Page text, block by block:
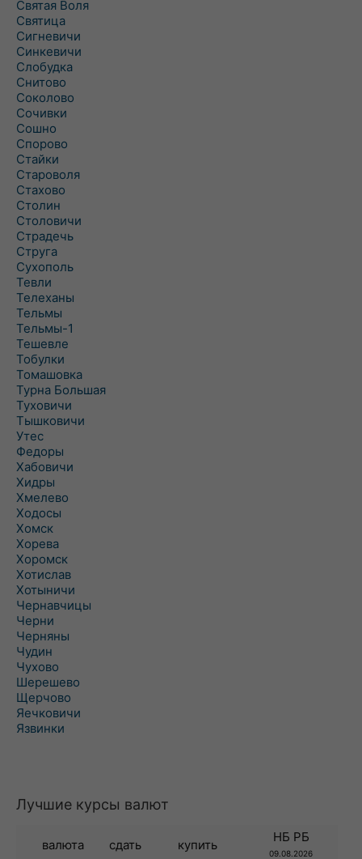
Святая Воля
Святица
Сигневичи
Синкевичи
Слобудка
Снитово
Соколово
Сочивки
Сошно
Спорово
Стайки
Староволя
Стахово
Столин
Столовичи
Страдечь
Струга
Сухополь
Тевли
Телеханы
Тельмы
Тельмы-1
Тешевле
Тобулки
Томашовка
Турна Большая
Туховичи
Тышковичи
Утес
Федоры
Хабовичи
Хидры
Хмелево
Ходосы
Хомск
Хорева
Хоромск
Хотислав
Хотыничи
Чернавчицы
Черни
Черняны
Чудин
Чухово
Шерешево
Щерчово
Яечковичи
Язвинки
Лучшие курсы валют
валюта сдать купить
НБ РБ
09.08.2026